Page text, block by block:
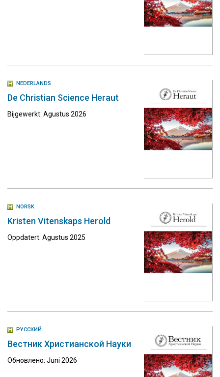
NEDERLANDS
De Christian Science Heraut
Bijgewerkt: Agustus 2026
NORSK
Kristen Vitenskaps Herold
Oppdatert: Agustus 2025
РУССКИЙ
Вестник Христианской Науки
Обновлено: Juni 2026